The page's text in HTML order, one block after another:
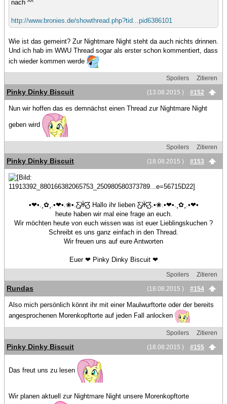
nach ^^
http://www.bronies.de/showthread.php?tid...pid6386101
Wie ist das gemeint? Zur Nightmare Night steht da auch nichts drinnen.
Und ich hab im WWU Thread sogar als erster schon kommentiert, dass
ich wieder kommen werde
Spoilers
Zitieren
(13.08.2015 )
#152
Pinky Dinky Biscuit
Nun wir hoffen das es demnächst einen Thread zur Nightmare Night
geben wird
Spoilers
Zitieren
(18.08.2015 )
#153
Pinky Dinky Biscuit
•❤•.¸✿¸.•❤•.❀•.Ƹ̵̡Ӝ̵̨̄Ʒ Hallo ihr lieben Ƹ̵̡Ӝ̵̨̄Ʒ.•❀.•❤•.¸✿¸.•❤•
heute haben wir mal eine frage an euch.
Wir möchten heute von euch wissen was ist euer Lieblingskuchen ?
Schreibt es uns ganz einfach in den Thread.
Wir freuen uns auf eure Antworten
Euer ❤ Pinky Dinky Biscuit ❤
Spoilers
Zitieren
(18.08.2015 )
#154
Rundas
Also mich persönlich könnt ihr mit einer Maulwurftorte oder der bereits
angesprochenen Morenkopftorte auf jeden Fall anlocken
Spoilers
Zitieren
(18.08.2015 )
#155
Pinky Dinky Biscuit
Das freut uns zu lesen
Wir planen aktuell zur Nightmare Night unsere Morenkopftorte